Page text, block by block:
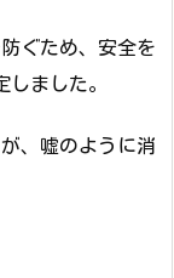
ぐため、安全を
ました。
、嘘のように消